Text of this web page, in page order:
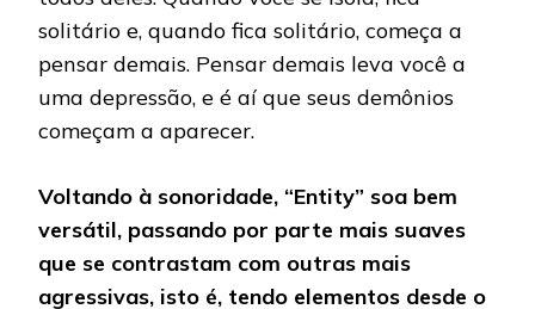
solitário e, quando fica solitário, começa a
pensar demais. Pensar demais leva você a
uma depressão, e é aí que seus demônios
começam a aparecer.
Voltando à sonoridade, “Entity” soa bem
versátil, passando por parte mais suaves
que se contrastam com outras mais
agressivas, isto é, tendo elementos desde o